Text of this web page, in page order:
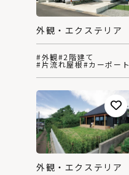
外観・エクステリア
#外観#2階建て
#片流れ屋根#カーポート
外観・エクステリア